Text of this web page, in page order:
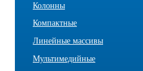
Колонны
Компактные
Линейные массивы
Мультимедийные